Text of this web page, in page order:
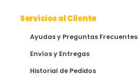
Servicios al Cliente
Ayudas y Preguntas Frecuentes
Envíos y Entregas
Historial de Pedidos